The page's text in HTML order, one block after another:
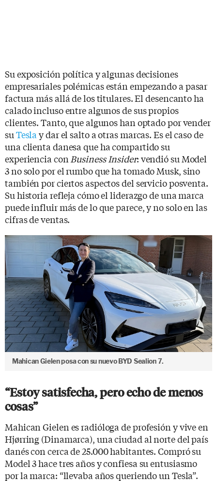
Su exposición política y algunas decisiones
empresariales polémicas están empezando a pasar
factura más allá de los titulares. El desencanto ha
calado incluso entre algunos de sus propios
clientes. Tanto, que algunos han optado por vender
suTesla y dar el salto a otras marcas. Es el caso de
una clienta danesa que ha compartido su
experiencia con Business Insider: vendió su Model
3 no solo por el rumbo que ha tomado Musk, sino
también por ciertos aspectos del servicio posventa.
Su historia refleja cómo el liderazgo de una marca
puede influir más de lo que parece, y no solo en las
cifras de ventas.
Mahican Gielen posa con su nuevo BYD Sealion 7.
“Estoy satisfecha, pero echo de menos
cosas”
Mahican Gielen es radióloga de profesión y vive en
Hjørring (Dinamarca), una ciudad al norte del país
danés con cerca de 25.000 habitantes. Compró su
Model 3 hace tres años y confiesa su entusiasmo
por la marca: “llevaba años queriendo un Tesla”.